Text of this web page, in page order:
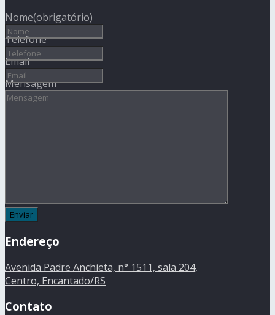
Nome(obrigatório)
Telefone
Email
Mensagem
Endereço
Avenida Padre Anchieta, n° 1511, sala 204,
Centro, Encantado/RS
Contato